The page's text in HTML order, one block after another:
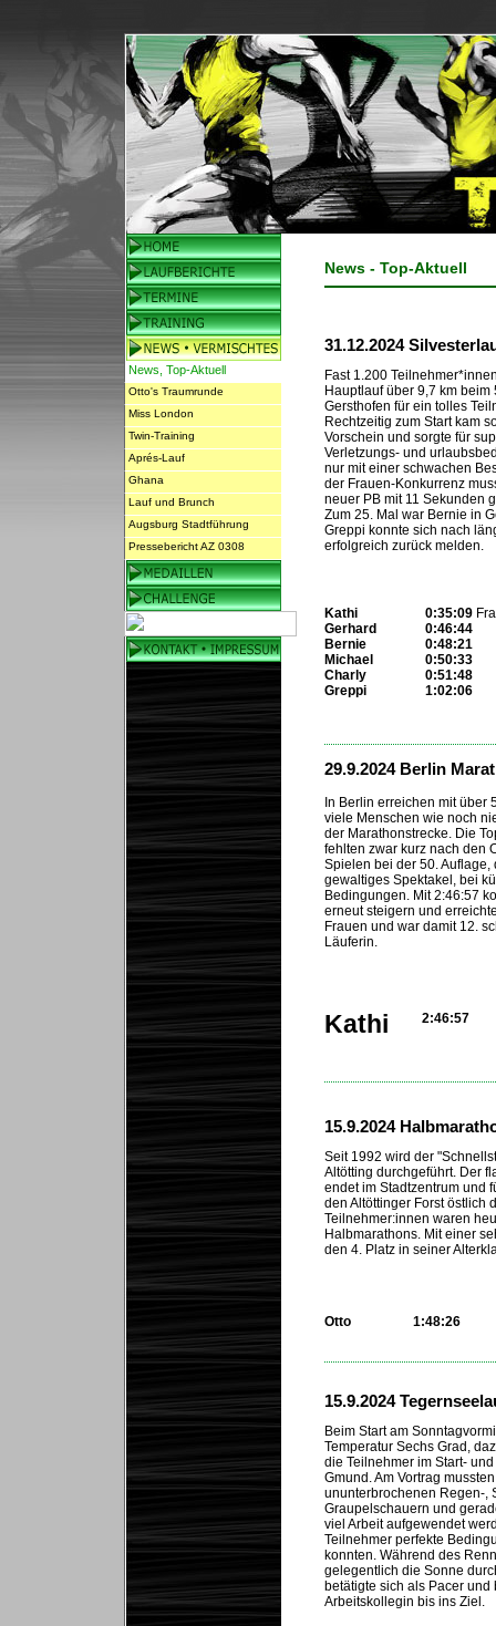
News - Top-Aktuell
News, Top-Aktuell
Otto's Traumrunde
Miss London
Twin-Training
Aprés-Lauf
Ghana
Lauf und Brunch
Augsburg Stadtführung
Pressebericht AZ 0308
31.12.2024
Fast 1.200
Hauptlauf über 9,7 km
Gersthofen für ein tolles
Rechtzeitig zum Start kam
Vorschein und sorgte für
Verletzungs- und
nur mit einer schwachen
der Frauen-Konkurrenz
neuer PB mit 11 Sekunden
Zum 25. Mal war Bernie in
Greppi konnte sich nach
erfolgreich zurück melden.
Kathi
Gerhard
Bernie
Michael
Charly
Greppi
0:35:09
0:46:44
0:48:21
0:50:33
0:51:48
1:02:06
29.9.2024 Berlin
In Berlin erreichen mit über
viele Menschen wie noch
der Marathonstrecke. Die
fehlten zwar kurz nach den
Spielen bei der 50. Auflage,
gewaltiges Spektakel, bei
Bedingungen. Mit 2:46:57
erneut steigern und
Frauen und war damit 12.
Läuferin.
Kathi 2:46:57
15.9.2024
Seit 1992 wird der
Altötting durchgeführt. Der
endet im Stadtzentrum und
den Altöttinger Forst östlich
Teilnehmer:innen waren
Halbmarathons. Mit einer
den 4. Platz in seiner
Otto 1:48:26
15.9.2024
Beim Start am
Temperatur Sechs Grad,
die Teilnehmer im Start-
Gmund. Am Vortrag
ununterbrochenen Regen-,
Graupelschauern und
viel Arbeit aufgewendet
Teilnehmer perfekte
konnten. Während des
gelegentlich die Sonne
betätigte sich als Pacer und
Arbeitskollegin bis ins Ziel.